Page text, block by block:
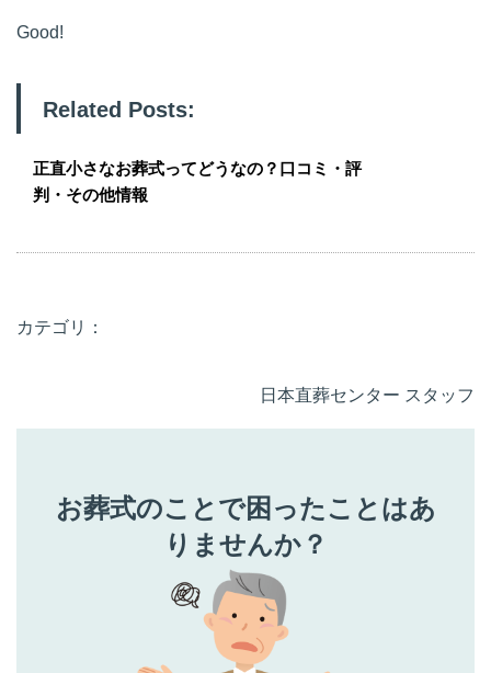
Good!
Related Posts:
正直小さなお葬式ってどうなの？口コミ・評
判・その他情報
カテゴリ：
日本直葬センター スタッフ
お葬式のことで困ったことはあ
りませんか？